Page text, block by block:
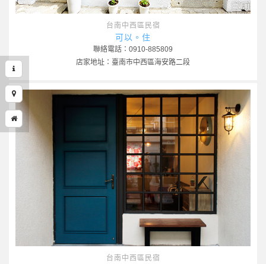
台南中西區民宿
可以。住
聯絡電話：0910-885809
店家地址：臺南市中西區海安路二段
台南中西區民宿